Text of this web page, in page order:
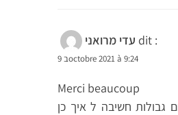
עדי מרואני dit :
9 בoctobre 2021 à 9:24
Merci beaucoup
חשיבה ל איך כן